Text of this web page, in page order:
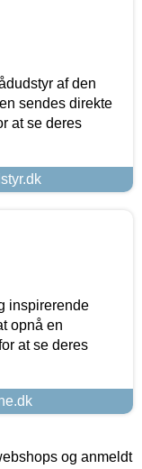
af den
sendes direkte
at se deres
inspirerende
opnå en
at se deres
og anmeldt